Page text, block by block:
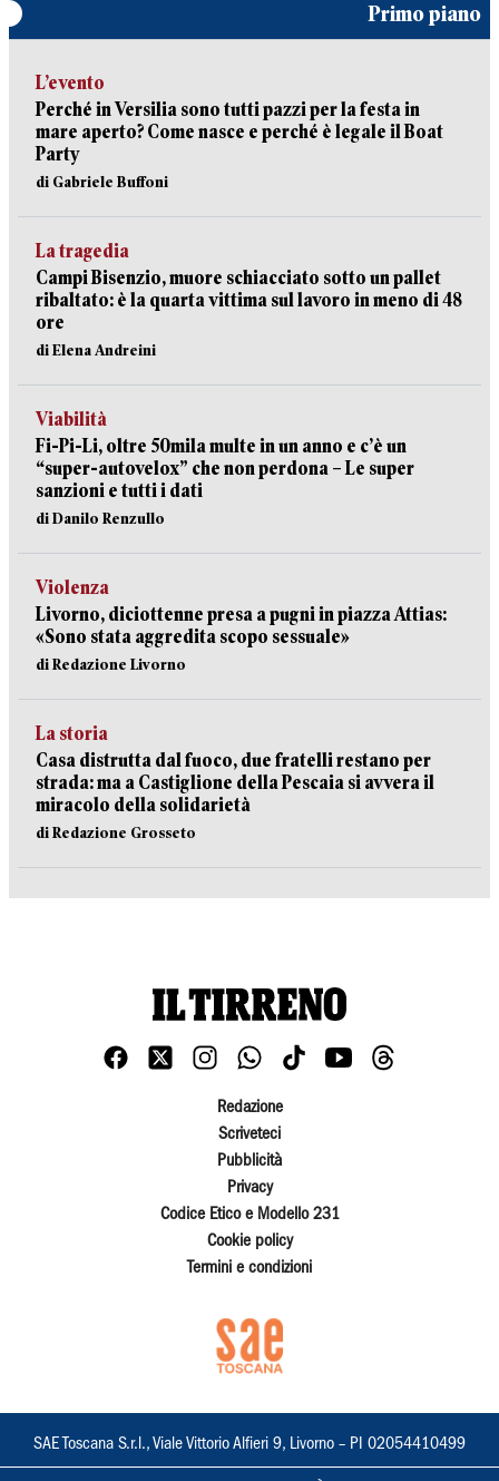
Primo piano
L’evento
Perché in Versilia sono tutti pazzi per la festa in
mare aperto? Come nasce e perché è legale il Boat
Party
di Gabriele Buffoni
La tragedia
Campi Bisenzio, muore schiacciato sotto un pallet
ribaltato: è la quarta vittima sul lavoro in meno di 48
ore
di Elena Andreini
Viabilità
Fi-Pi-Li, oltre 50mila multe in un anno e c’è un
“super-autovelox” che non perdona – Le super
sanzioni e tutti i dati
di Danilo Renzullo
Violenza
Livorno, diciottenne presa a pugni in piazza Attias:
«Sono stata aggredita scopo sessuale»
di Redazione Livorno
La storia
Casa distrutta dal fuoco, due fratelli restano per
strada: ma a Castiglione della Pescaia si avvera il
miracolo della solidarietà
di Redazione Grosseto
Redazione
Scriveteci
Pubblicità
Privacy
Codice Etico e Modello 231
Cookie policy
Termini e condizioni
SAE Toscana S.r.l., Viale Vittorio Alfieri 9, Livorno – PI 02054410499